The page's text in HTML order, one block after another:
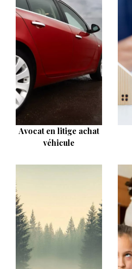
Avocat en litige achat
véhicule